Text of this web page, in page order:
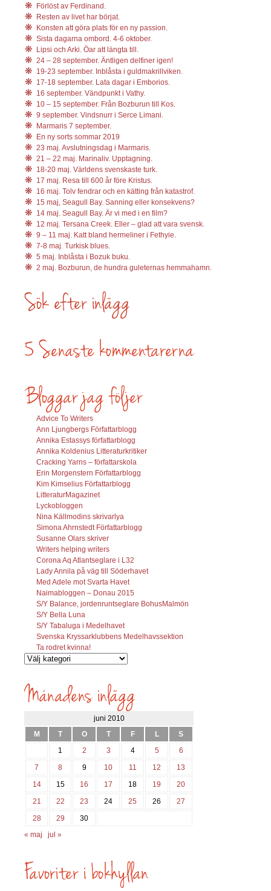
Förlöst av Ferdinand.
Resten av livet har börjat.
Konsten att göra plats för en ny passion.
Sista dagarna ombord. 4-6 oktober.
Lipsi och Arki. Öar att längta till.
24 – 28 september. Äntligen delfiner igen!
19-23 september. Inblåsta i guldmakrillviken.
17-18 september. Lata dagar i Emborios.
16 september. Vändpunkt i Vathy.
10 – 15 september. Från Bozburun till Kos.
9 september. Vindsnurr i Serce Limani.
Marmaris 7 september.
En ny sorts sommar 2019
23 maj. Avslutningsdag i Marmaris.
21 – 22 maj. Marinaliv. Upptagning.
18-20 maj. Världens svenskaste turk.
17 maj. Resa till 600 år före Kristus.
16 maj. Tolv fendrar och en kätting från katastrof.
15 maj, Seagull Bay. Sanning eller konsekvens?
14 maj. Seagull Bay. Är vi med i en film?
12 maj. Tersana Creek. Eller – glad att vara svensk.
9 – 11 maj. Katt bland hermeliner i Fethyie.
7-8 maj. Turkisk blues.
5 maj. Inblåsta i Bozuk buku.
2 maj. Bozburun, de hundra guleternas hemmahamn.
Advice To Writers
Ann Ljungbergs Författarblogg
Annika Estassys författarblogg
Annika Koldenius Litteraturkritiker
Cracking Yarns – författarskola
Erin Morgenstern Författarblogg
Kim Kimselius Författarblogg
LitteraturMagazinet
Lyckobloggen
Nina Källmodins skrivarlya
Simona Ahrnstedt Författarblogg
Susanne Olars skriver
Writers helping writers
Corona Aq Atlantseglare i L32
Lady Annila på väg till Söderhavet
Med Adele mot Svarta Havet
Naimabloggen – Donau 2015
S/Y Balance, jordenruntseglare BohusMalmön
S/Y Bella Luna
S/Y Tabaluga i Medelhavet
Svenska Kryssarklubbens Medelhavssektion
Ta rodret kvinna!
Vilka
söks?
juni 2010
M
T O T F L
S
1
2 3 4 5
6
7
8 9 10 11 12
13
14
15 16 17 18 19
20
21
22 23 24 25 26
27
28
29
30
« maj
jul »